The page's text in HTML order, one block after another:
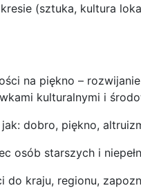
(sztuka, kultura
na piękno –
kulturalnymi i
dobro, piękno,
osób starszych i
do kraju, regionu,